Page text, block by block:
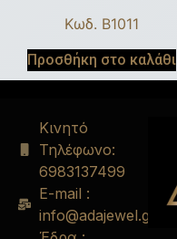
Κωδ. B1011
Προσθήκη στο καλάθι
Κινητό
Τηλέφωνο:
6983137499
E-mail :
info@adajewel.gr